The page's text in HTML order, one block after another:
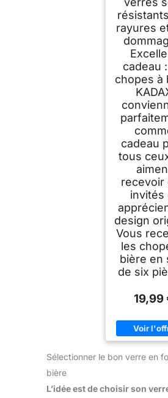
rayures
cadeau
chopes à
cadeau
tous
recevoir
invités
design
Vous
les
bière en
de six
19,99
Sélectionner le bon verre en
bière
L’idée est de choisir son